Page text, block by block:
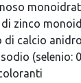
zinco
di calcio
(selenio: